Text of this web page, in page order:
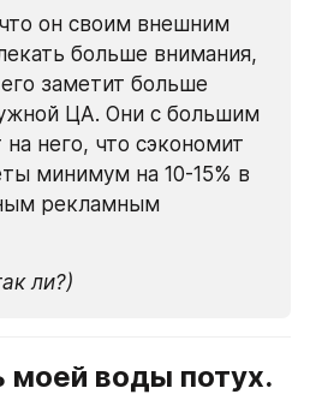
он своим внешним
больше внимания,
заметит больше
ЦА. Они с большим
него, что сэкономит
минимум на 10-15% в
рекламным
ли?)
моей воды потух.